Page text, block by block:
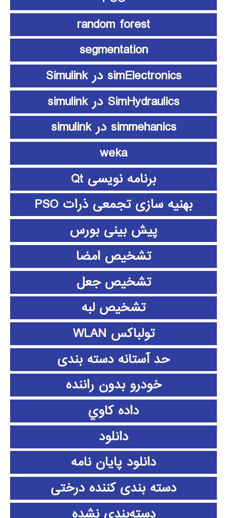
random forest
segmentation
simElectronics در Simulink
SimHydraulics در simulink
simmehanics در simulink
weka
برنامه نویسی Qt
بهنیه سازی تجمعی ذرات PSO
پیش بینی بورس
تشخیص امضا
تشخیص جعل
تشخیص لبه
تولباکس WLAN
حد آستانه دسته بندی
خودرو بدون راننده
داده كاوي
دانلود
دانلود پايان نامه
دسته بندی کننده درختی
دسته‌بندی نشده